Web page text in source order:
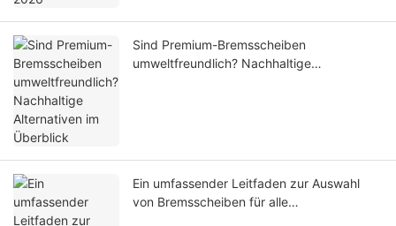
Sind Premium-Bremsscheiben
umweltfreundlich? Nachhaltige
Ein umfassender Leitfaden zur Auswahl
von Bremsscheiben für alle